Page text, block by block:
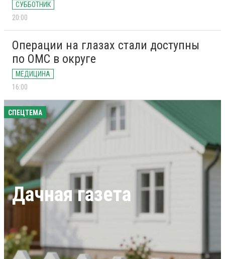
СУББОТНИК
20:00
Операции на глазах стали доступны
по ОМС в округе
МЕДИЦИНА
16:00
СПЕЦТЕМА
Дачная газета